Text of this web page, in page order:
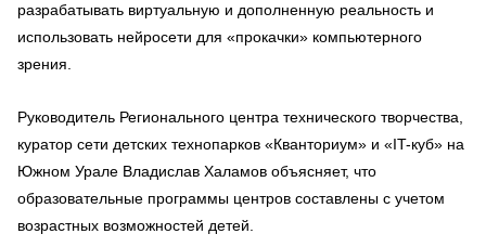
разрабатывать виртуальную и дополненную реальность и
использовать нейросети для «прокачки» компьютерного
зрения.
Руководитель Регионального центра технического творчества,
куратор сети детских технопарков «Кванториум» и «IT-куб» на
Южном Урале Владислав Халамов объясняет, что
образовательные программы центров составлены с учетом
возрастных возможностей детей.